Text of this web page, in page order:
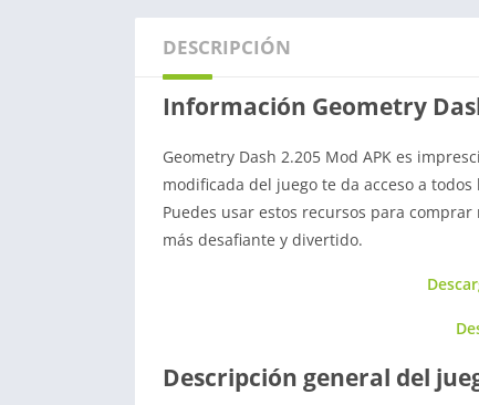
DESCRIPCIÓN
Información Geometry
Geometry Dash 2.205 Mod APK es
modificada del juego te da acceso a
Puedes usar estos recursos para
más desafiante y divertido.
Descripción general del